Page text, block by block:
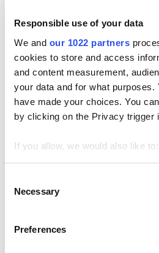
Responsible use of your data
We and our 1022 partners
cookies to store and access
and content measurement,
your data and for what
have made your choices. You
by clicking on the Privacy trigger
If you allow, we would also like to:
Collect information about
Find out more about how your
We use cookies to personalize
Selection
Necessary
Preferences
Capitoli di aiuto
Inizia
Gestione del Magazzino
I report